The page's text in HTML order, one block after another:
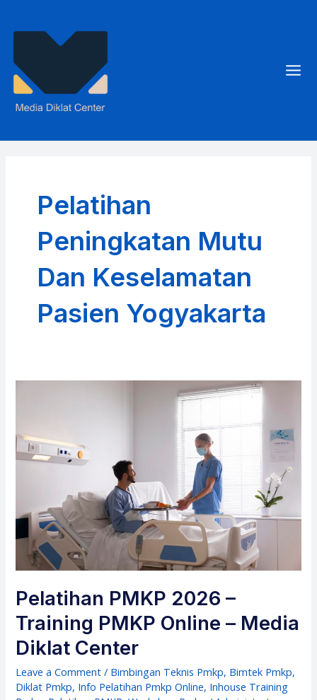
Pelatihan
Peningkatan Mutu
Dan Keselamatan
Pasien Yogyakarta
Pelatihan PMKP 2026 –
Training PMKP Online – Media
Diklat Center
Leave a Comment / Bimbingan Teknis Pmkp, Bimtek Pmkp,
Diklat Pmkp, Info Pelatihan Pmkp Online, Inhouse Training